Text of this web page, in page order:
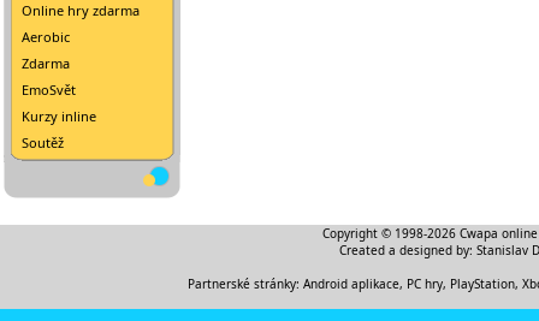
Online hry zdarma
Aerobic
Zdarma
EmoSvět
Kurzy inline
Soutěž
Copyright © 1998-2026 Cwapa
Created a designed by: Stanislav
Partnerské stránky: Android aplikace, PC hry, PlayStation,